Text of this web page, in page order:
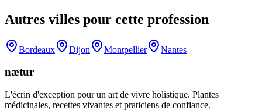
Autres villes pour cette profession
Bordeaux Dijon Montpellier Nantes
nætur
L'écrin d'exception pour un art de vivre holistique. Plantes
médicinales, recettes vivantes et praticiens de confiance.